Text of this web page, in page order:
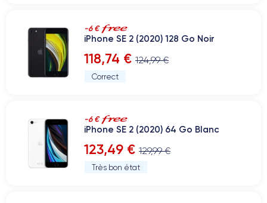
-6 €
iPhone SE 2 (2020) 128 Go Noir
118,74 € 124,99 €
Correct
-6 €
iPhone SE 2 (2020) 64 Go Blanc
123,49 € 129,99 €
Très bon état